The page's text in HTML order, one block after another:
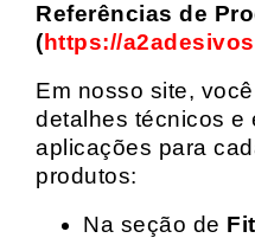
Referências de
(https://
Em nosso site,
detalhes técnicos e
aplicações para
produtos:
Na seção de